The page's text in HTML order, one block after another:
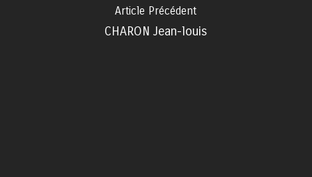
Article Précédent
CHARON Jean-louis